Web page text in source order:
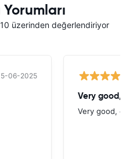
üzerinden değerlendiriyor
06-2025
Very good,
Very good,